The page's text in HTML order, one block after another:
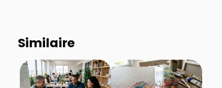
Similaire